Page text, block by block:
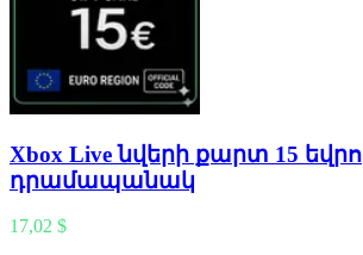
Xbox Live նվերի քարտ 15 եվրո
դրամապանակ
17,02 $